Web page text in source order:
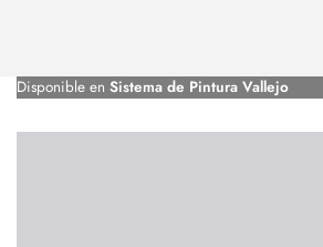
Disponible en Sistema de Pintura Vallejo